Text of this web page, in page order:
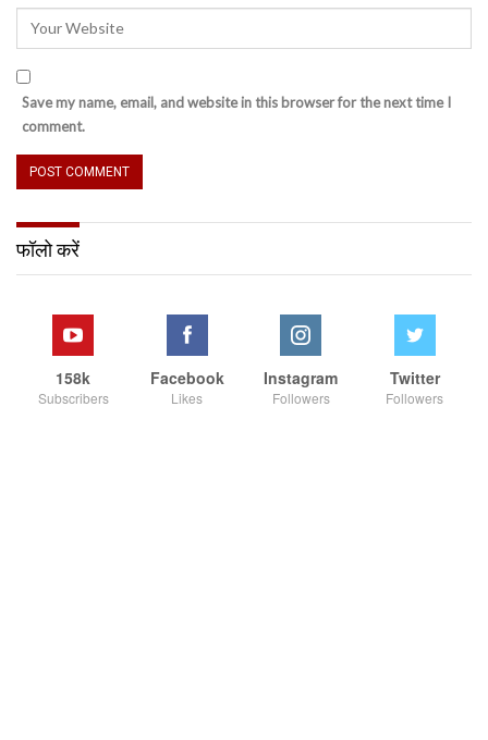
Save my name, email, and website in this browser for the next time I
comment.
फॉलो करें
158k
Subscribers
Facebook
Likes
Instagram
Followers
Twitter
Followers